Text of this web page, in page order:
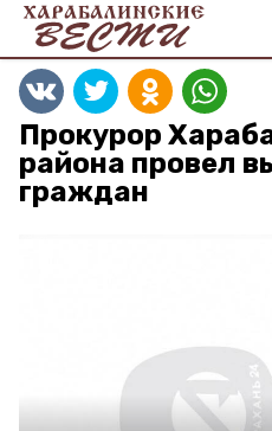
Прокурор
района провел
граждан